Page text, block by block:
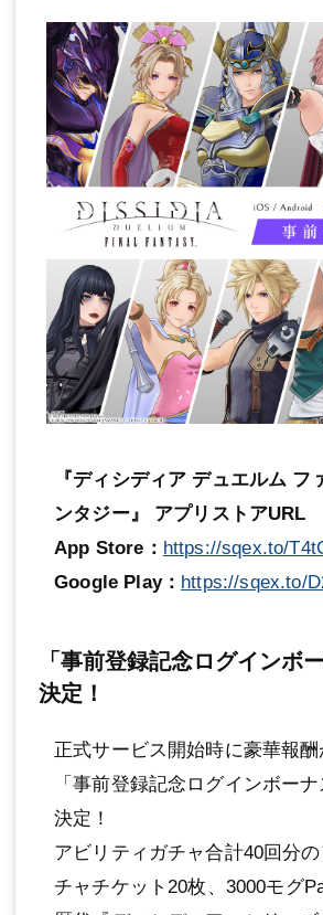
『ディシディア デュエルム フ
ンタジー』 アプリストアURL
App Store： https://sqex.to/
Google Play： https://sqex.to/
「事前登録記念ログインボ
決定！
正式サービス開始時に豪華報
「事前登録記念ログインボー
決定！
アビリティガチャ合計40回分
チャチケット20枚、3000モグ